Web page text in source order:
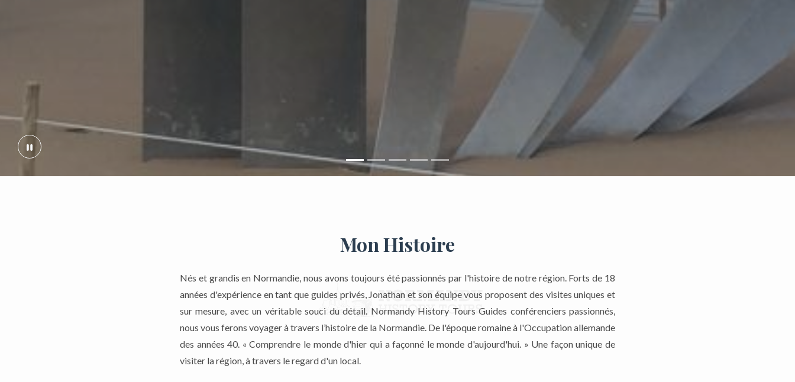
Mon Histoire
Nés et grandis en Normandie, nous avons toujours été passionnés par l'histoire de notre région. Forts de 18
années d'expérience en tant que guides privés, Jonathan et son équipe vous proposent des visites uniques et
sur mesure, avec un véritable souci du détail. Normandy History Tours Guides conférenciers passionnés,
nous vous ferons voyager à travers l’histoire de la Normandie. De l'époque romaine à l'Occupation allemande
des années 40. « Comprendre le monde d'hier qui a façonné le monde d'aujourd'hui. » Une façon unique de
visiter la région, à travers le regard d'un local.